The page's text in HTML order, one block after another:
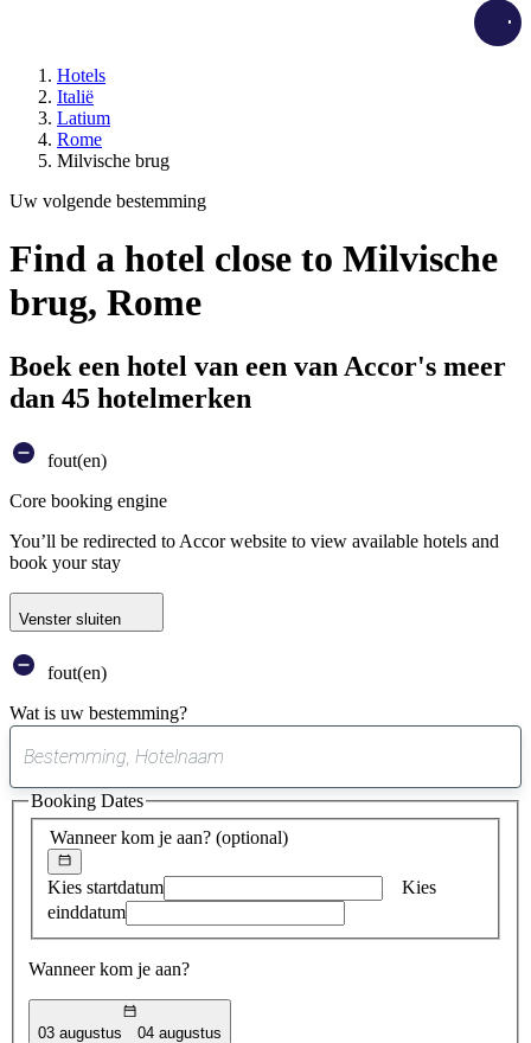
Hotels
Italië
Latium
Rome
Milvische brug
Uw volgende bestemming
Find a hotel close to Milvische
brug, Rome
Boek een hotel van een van Accor's meer
dan 45 hotelmerken
fout(en)
Core booking engine
You’ll be redirected to Accor website to view available hotels and
book your stay
Venster sluiten
fout(en)
Wat is uw bestemming?
suggestie
gevonden
Wanneer kom je aan? (optional)
Kies startdatum
Kies
einddatum
Wanneer kom je aan?
03 augustus 04 augustus
Booking Dates